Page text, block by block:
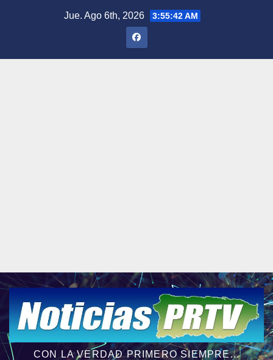
Jue. Ago 6th, 2026 3:55:43 AM
CON LA VERDAD PRIMERO SIEMPRE...